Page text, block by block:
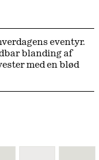
eventyr.
blanding af
med en blød